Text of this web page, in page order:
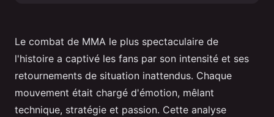
Le combat de MMA le plus spectaculaire de
l'histoire a captivé les fans par son intensité et ses
retournements de situation inattendus. Chaque
mouvement était chargé d'émotion, mêlant
technique, stratégie et passion. Cette analyse